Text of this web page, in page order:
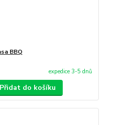
BBQ
expedice 3-5 dnů
Přidat do košíku